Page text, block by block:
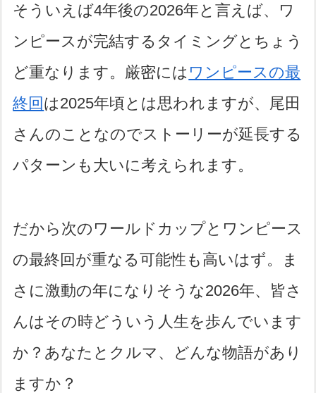
そういえば4年後の2026年と言えば、ワ
ンピースが完結するタイミングとちょう
ど重なります。厳密には ワンピースの最
終回 は2025年頃とは思われますが、尾田
さんのことなのでストーリーが延長する
パターンも大いに考えられます。
だから次のワールドカップとワンピース
の最終回が重なる可能性も高いはず。ま
さに激動の年になりそうな2026年、皆さ
んはその時どういう人生を歩んでいます
か？あなたとクルマ、どんな物語があり
ますか？